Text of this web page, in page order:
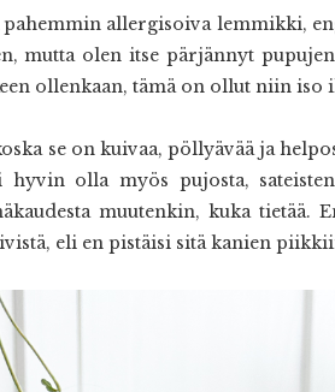
pahemmin allergisoiva lemmikki,
mutta olen itse pärjännyt
ollenkaan, tämä on ollut niin iso
se on kuivaa, pöllyävää ja
olla myös pujosta,
muutenkin, kuka tietää.
eli en pistäisi sitä kanien